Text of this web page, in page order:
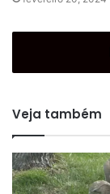
Veja também